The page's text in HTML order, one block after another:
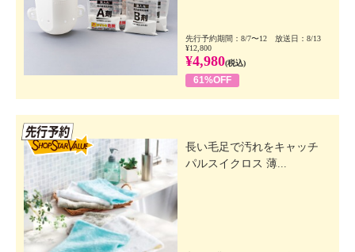
先行予約期間：8/7〜12 放送日：8/13
¥12,800
¥4,980(税込)
61%OFF
長い毛足で汚れをキャッチ
パルスイクロス 薄...